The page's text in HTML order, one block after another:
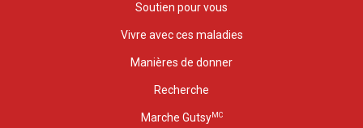
Soutien pour vous
Vivre avec ces maladies
Manières de donner
Recherche
Marche GutsyMC